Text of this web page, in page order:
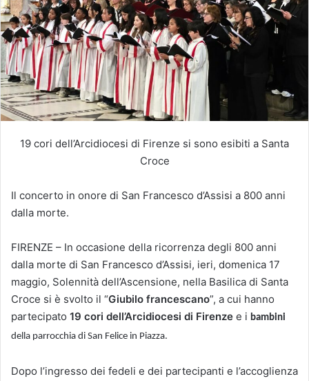
19 cori dell’Arcidiocesi di Firenze si sono esibiti a Santa
Croce
Il concerto in onore di San Francesco d’Assisi a 800 anni
dalla morte.
FIRENZE – In occasione della ricorrenza degli 800 anni
dalla morte di San Francesco d’Assisi, ieri, domenica 17
maggio, Solennità dell’Ascensione, nella Basilica di Santa
Croce si è svolto il “Giubilo francescano”, a cui hanno
partecipato 19 cori dell’Arcidiocesi di Firenze e i bambini
della parrocchia di San Felice in Piazza.
Dopo l’ingresso dei fedeli e dei partecipanti e l’accoglienza